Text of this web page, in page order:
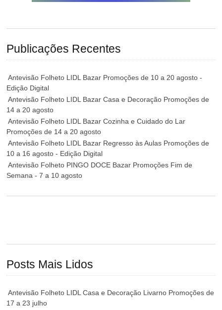
Publicações Recentes
Antevisão Folheto LIDL Bazar Promoções de 10 a 20 agosto -
Edição Digital
Antevisão Folheto LIDL Bazar Casa e Decoração Promoções de
14 a 20 agosto
Antevisão Folheto LIDL Bazar Cozinha e Cuidado do Lar
Promoções de 14 a 20 agosto
Antevisão Folheto LIDL Bazar Regresso às Aulas Promoções de
10 a 16 agosto - Edição Digital
Antevisão Folheto PINGO DOCE Bazar Promoções Fim de
Semana - 7 a 10 agosto
Posts Mais Lidos
Antevisão Folheto LIDL Casa e Decoração Livarno Promoções de
17 a 23 julho